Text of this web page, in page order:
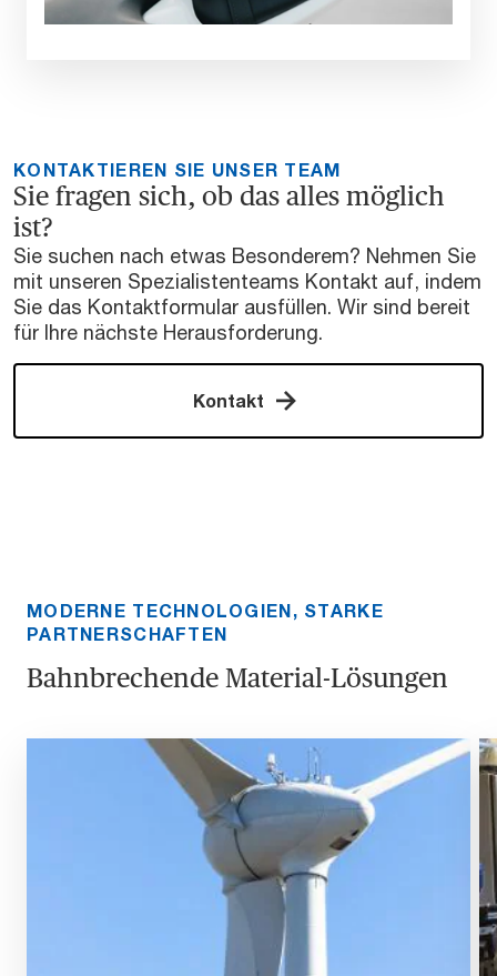
KONTAKTIEREN SIE UNSER TEAM
Sie fragen sich, ob das alles möglich
ist?
Sie suchen nach etwas Besonderem? Nehmen Sie
mit unseren Spezialistenteams Kontakt auf, indem
Sie das Kontaktformular ausfüllen. Wir sind bereit
für Ihre nächste Herausforderung.
Kontakt
MODERNE TECHNOLOGIEN, STARKE
PARTNERSCHAFTEN
Bahnbrechende Material-Lösungen